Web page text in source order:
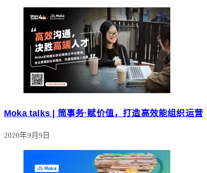
Moka talks | 简事务·赋价值，打造高效能组织运营
2020年9月9日